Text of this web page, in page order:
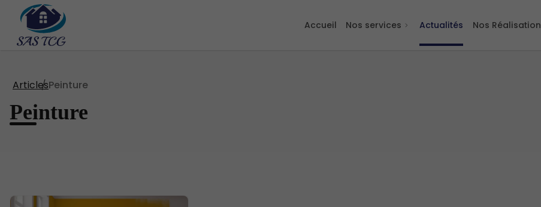
Accueil Nos services Actualités Nos Réalisation
ArticlesPeinture
Peinture